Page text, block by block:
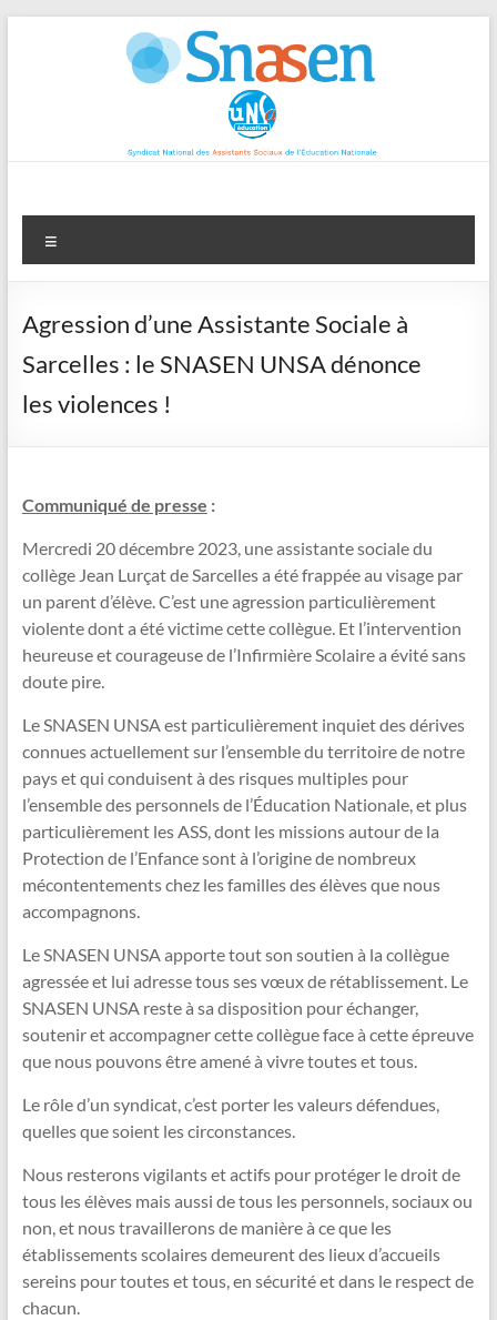
Agression d’une Assistante Sociale à
Sarcelles : le SNASEN UNSA dénonce
les violences !
Communiqué de presse :
Mercredi 20 décembre 2023, une assistante sociale du
collège Jean Lurçat de Sarcelles a été frappée au visage par
un parent d’élève. C’est une agression particulièrement
violente dont a été victime cette collègue. Et l’intervention
heureuse et courageuse de l’Infirmière Scolaire a évité sans
doute pire.
Le SNASEN UNSA est particulièrement inquiet des dérives
connues actuellement sur l’ensemble du territoire de notre
pays et qui conduisent à des risques multiples pour
l’ensemble des personnels de l’Éducation Nationale, et plus
particulièrement les ASS, dont les missions autour de la
Protection de l’Enfance sont à l’origine de nombreux
mécontentements chez les familles des élèves que nous
accompagnons.
Le SNASEN UNSA apporte tout son soutien à la collègue
agressée et lui adresse tous ses vœux de rétablissement. Le
SNASEN UNSA reste à sa disposition pour échanger,
soutenir et accompagner cette collègue face à cette épreuve
que nous pouvons être amené à vivre toutes et tous.
Le rôle d’un syndicat, c’est porter les valeurs défendues,
quelles que soient les circonstances.
Nous resterons vigilants et actifs pour protéger le droit de
tous les élèves mais aussi de tous les personnels, sociaux ou
non, et nous travaillerons de manière à ce que les
établissements scolaires demeurent des lieux d’accueils
sereins pour toutes et tous, en sécurité et dans le respect de
chacun.